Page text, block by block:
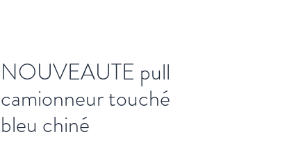
NOUVEAUTE pull
camionneur touché
bleu chiné